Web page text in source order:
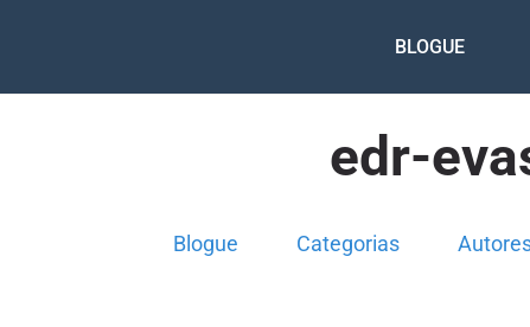
BLOGUE
edr-
Blogue Categorias